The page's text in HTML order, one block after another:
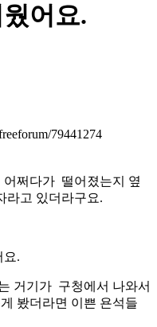
어요.
79441274
쩌다가 떨어졌는지 옆
라고 있더라구요.
요.
거기가 구청에서 나와서
봤더라면 이쁜 욘석들